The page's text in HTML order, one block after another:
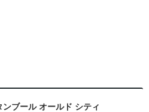
ブール オールド シティ